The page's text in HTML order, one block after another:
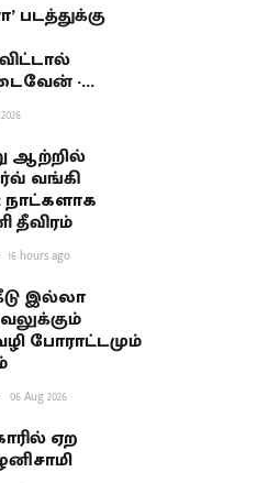
படத்துக்கு
-
முதல்வர்
ஆற்றில்
வங்கி
நாட்களாக
தீவிரம்
16 hours ago
இல்லா
போராட்டமும்
06 Aug 2026
ஏற